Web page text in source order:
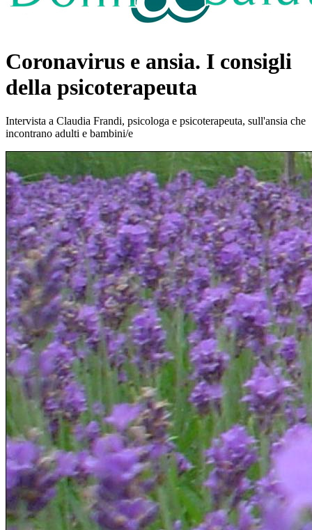
Coronavirus e ansia. I consigli
della psicoterapeuta
Intervista a Claudia Frandi, psicologa e psicoterapeuta, sull'ansia che
incontrano adulti e bambini/e